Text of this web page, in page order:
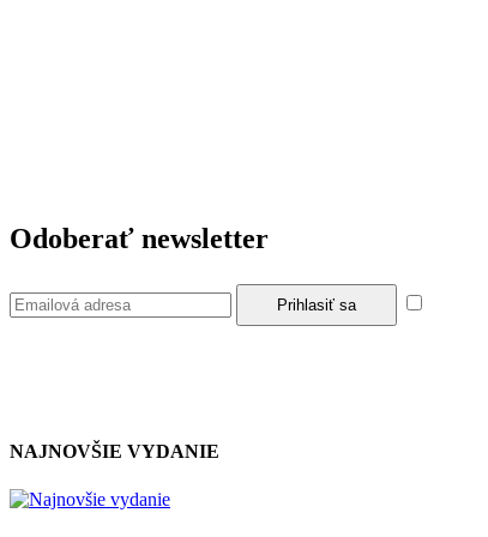
Odoberať newsletter
NAJNOVŠIE VYDANIE